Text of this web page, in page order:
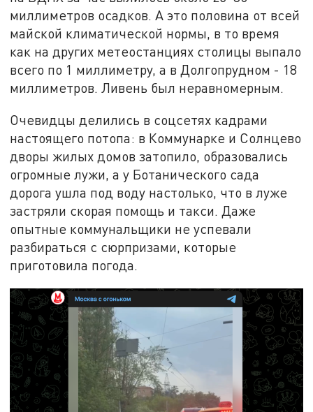
миллиметров осадков. А это половина от всей
майской климатической нормы, в то время
как на других метеостанциях столицы выпало
всего по 1 миллиметру, а в Долгопрудном - 18
миллиметров. Ливень был неравномерным.
Очевидцы делились в соцсетях кадрами
настоящего потопа: в Коммунарке и Солнцево
дворы жилых домов затопило, образовались
огромные лужи, а у Ботанического сада
дорога ушла под воду настолько, что в луже
застряли скорая помощь и такси. Даже
опытные коммунальщики не успевали
разбираться с сюрпризами, которые
приготовила погода.